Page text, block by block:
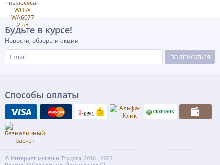
Будьте в курсе!
Новости, обзоры и акции
ПОДПИСАТЬСЯ
Способы оплаты
© Интернет-магазин Трудяга, 2016 - 2025